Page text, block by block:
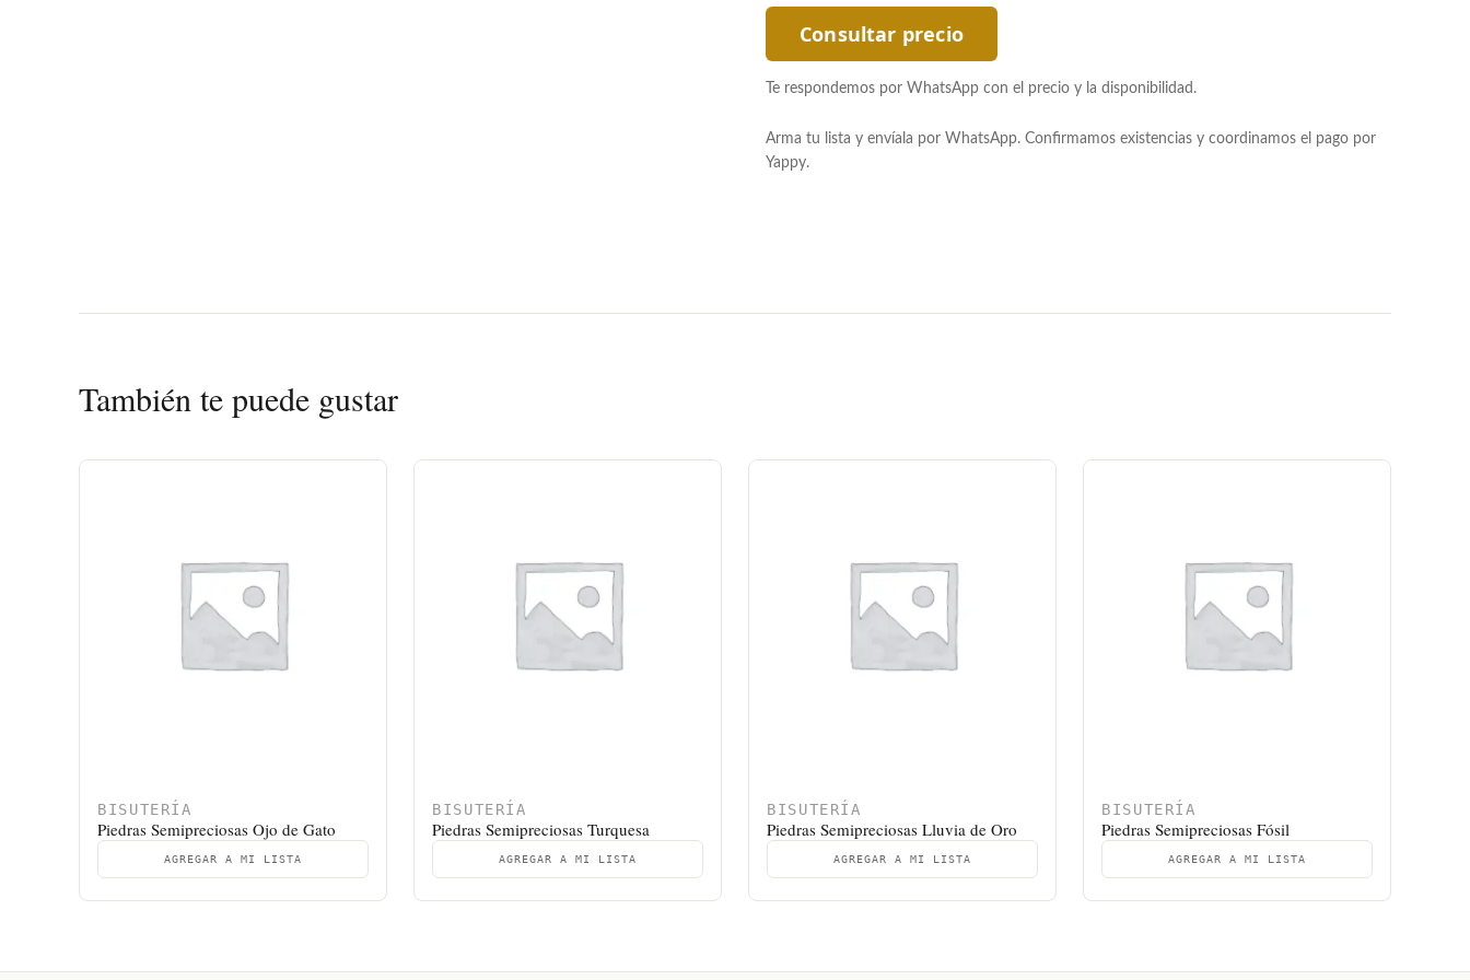
Consultar precio
Te respondemos por WhatsApp con el precio y la disponibilidad.
Arma tu lista y envíala por WhatsApp. Confirmamos existencias y coordinamos el pago por
Yappy.
También te puede gustar
BISUTERÍA
Piedras Semipreciosas Ojo de Gato
AGREGAR A MI LISTA
BISUTERÍA
Piedras Semipreciosas Turquesa
AGREGAR A MI LISTA
BISUTERÍA
Piedras Semipreciosas Lluvia de Oro
AGREGAR A MI LISTA
BISUTERÍA
Piedras Semipreciosas Fósil
AGREGAR A MI LISTA